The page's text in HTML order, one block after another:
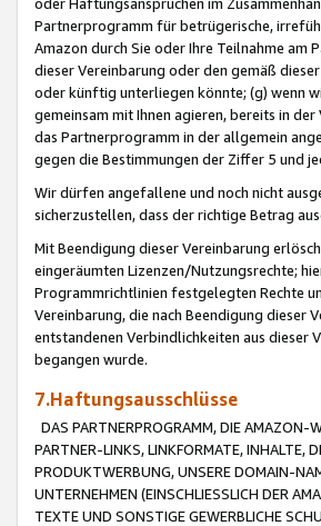
Partnerprogramm für betrügerische,
Amazon durch Sie oder Ihre Teilnahme am
dieser Vereinbarung oder den gemäß
oder künftig unterliegen könnte; (g) wenn
gemeinsam mit Ihnen agieren, bereits in
das Partnerprogramm in der allgemein
gegen die Bestimmungen der Ziffer 5 und
Wir dürfen angefallene und noch nicht
sicherzustellen, dass der richtige Betrag
Mit Beendigung dieser Vereinbarung
eingeräumten Lizenzen/Nutzungsrechte;
Programmrichtlinien festgelegten Rechte
Vereinbarung, die nach Beendigung dieser
entstandenen Verbindlichkeiten aus dieser
begangen wurde.
7.Haftungsausschlüsse
DAS PARTNERPROGRAMM, DIE AMAZON-
PARTNER-LINKS, LINKFORMATE, INHALTE,
PRODUKTWERBUNG, UNSERE DOMAIN-
UNTERNEHMEN (EINSCHLIESSLICH DER
TEXTE UND SONSTIGE GEWERBLICHE